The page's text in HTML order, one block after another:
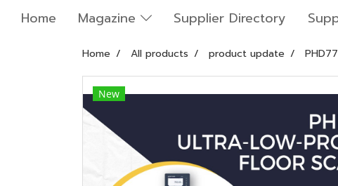
Home Magazine Supplier Directory
Home All products product update
New